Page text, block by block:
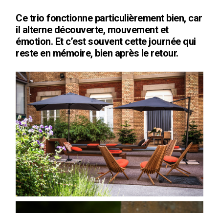
Ce trio fonctionne particulièrement bien, car
il alterne découverte, mouvement et
émotion. Et c’est souvent cette journée qui
reste en mémoire, bien après le retour.